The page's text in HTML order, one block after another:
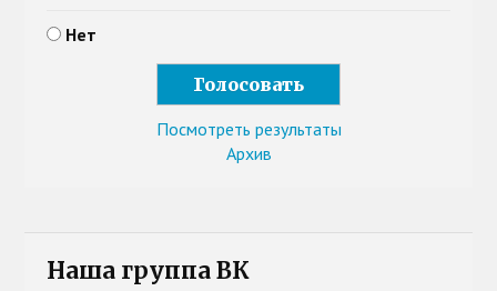
Нет
Посмотреть результаты
Архив
Наша группа ВК